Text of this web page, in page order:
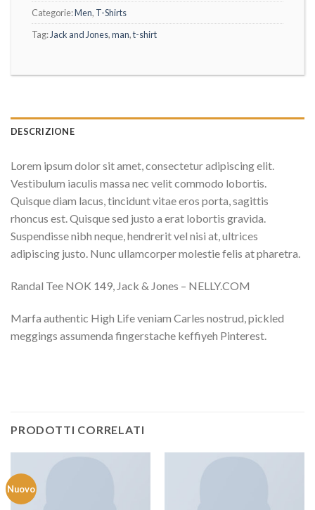
Categorie:Men, T-Shirts
Tag: Jack and Jones,man,t-shirt
DESCRIZIONE
Lorem ipsum dolor sit amet, consectetur adipiscing elit.
Vestibulum iaculis massa nec velit commodo lobortis.
Quisque diam lacus, tincidunt vitae eros porta, sagittis
rhoncus est. Quisque sed justo a erat lobortis gravida.
Suspendisse nibh neque, hendrerit vel nisi at, ultrices
adipiscing justo. Nunc ullamcorper molestie felis at pharetra.
Randal Tee NOK 149, Jack & Jones – NELLY.COM
Marfa authentic High Life veniam Carles nostrud, pickled
meggings assumenda fingerstache keffiyeh Pinterest.
PRODOTTI CORRELATI
Nuovo